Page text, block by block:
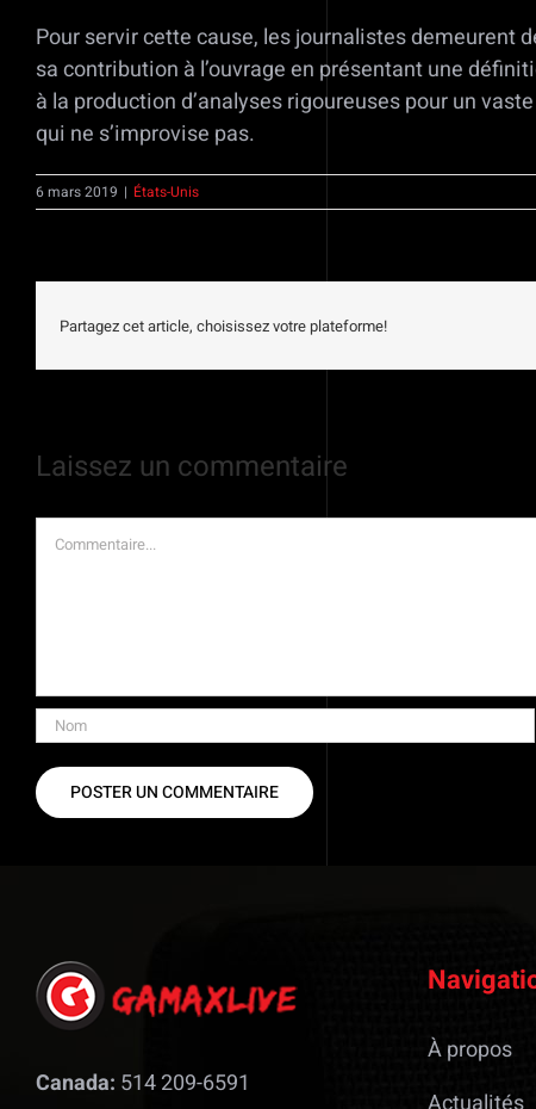
Pour servir cette cause, les journalistes demeurent
sa contribution à l’ouvrage en présentant une
à la production d’analyses rigoureuses pour un
qui ne s’improvise pas.
6 mars 2019 | États-Unis
Partagez cet article, choisissez votre plateforme!
Laissez un commentaire
Commentaire
Canada: 514 209-6591
À propos